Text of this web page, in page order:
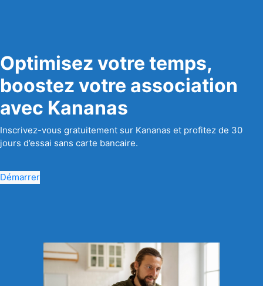
Optimisez votre temps,
boostez votre association
avec Kananas
Inscrivez-vous gratuitement sur Kananas et profitez de 30
jours d’essai sans carte bancaire.
Démarrer